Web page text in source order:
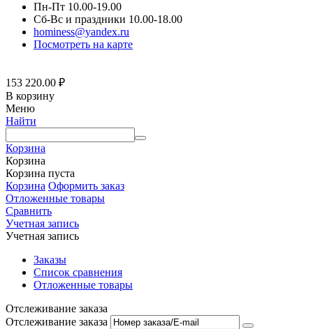
Пн-Пт 10.00-19.00
Сб-Вс и праздники 10.00-18.00
hominess@yandex.ru
Посмотреть на карте
153 220.00 ₽
В корзину
Меню
Найти
Корзина
Корзина
Корзина пуста
Корзина Оформить заказ
Отложенные товары
Сравнить
Учетная запись
Учетная запись
Заказы
Список сравнения
Отложенные товары
Отслеживание заказа
Отслеживание заказа